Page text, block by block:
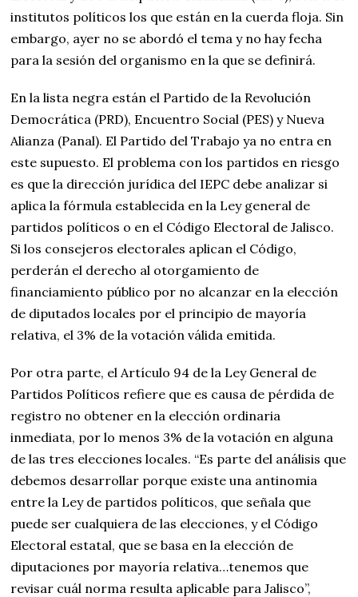
institutos políticos los que están en la cuerda floja. Sin
embargo, ayer no se abordó el tema y no hay fecha
para la sesión del organismo en la que se definirá.
En la lista negra están el Partido de la Revolución
Democrática (PRD), Encuentro Social (PES) y Nueva
Alianza (Panal). El Partido del Trabajo ya no entra en
este supuesto. El problema con los partidos en riesgo
es que la dirección jurídica del IEPC debe analizar si
aplica la fórmula establecida en la Ley general de
partidos políticos o en el Código Electoral de Jalisco.
Si los consejeros electorales aplican el Código,
perderán el derecho al otorgamiento de
financiamiento público por no alcanzar en la elección
de diputados locales por el principio de mayoría
relativa, el 3% de la votación válida emitida.
Por otra parte, el Artículo 94 de la Ley General de
Partidos Políticos refiere que es causa de pérdida de
registro no obtener en la elección ordinaria
inmediata, por lo menos 3% de la votación en alguna
de las tres elecciones locales. “Es parte del análisis que
debemos desarrollar porque existe una antinomia
entre la Ley de partidos políticos, que señala que
puede ser cualquiera de las elecciones, y el Código
Electoral estatal, que se basa en la elección de
diputaciones por mayoría relativa…tenemos que
revisar cuál norma resulta aplicable para Jalisco”,